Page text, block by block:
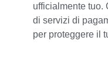
ufficialmente tuo.
di servizi di
per proteggere il